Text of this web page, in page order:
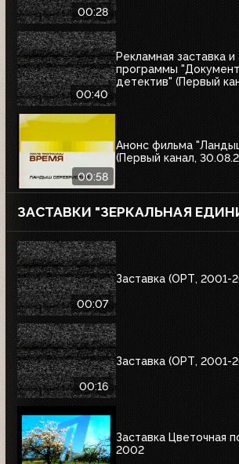
00:28
00:40
Рекламная заставка и
программы
детектив" (Первый
00:58
Анонс фильма
(Первый канал,
ЗАСТАВКИ "ЗЕРКАЛЬНАЯ
00:07
Заставка (ОРТ, 2001-
00:16
Заставка (ОРТ, 2001-
Заставка Цветочная
2002